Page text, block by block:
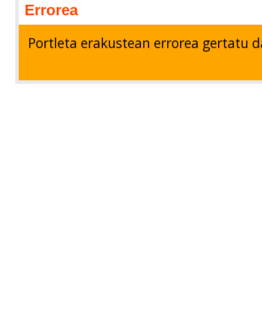
Errorea
Portleta erakustean errorea gertatu